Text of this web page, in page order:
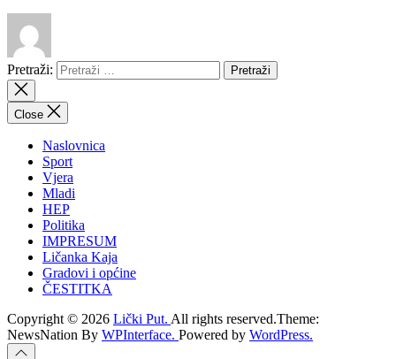
Pretraži:
Close
Naslovnica
Sport
Vjera
Mladi
HEP
Politika
IMPRESUM
Ličanka Kaja
Gradovi i općine
ČESTITKA
Copyright © 2026 Lički Put. All rights reserved.Theme:
NewsNation By WPInterface. Powered by WordPress.